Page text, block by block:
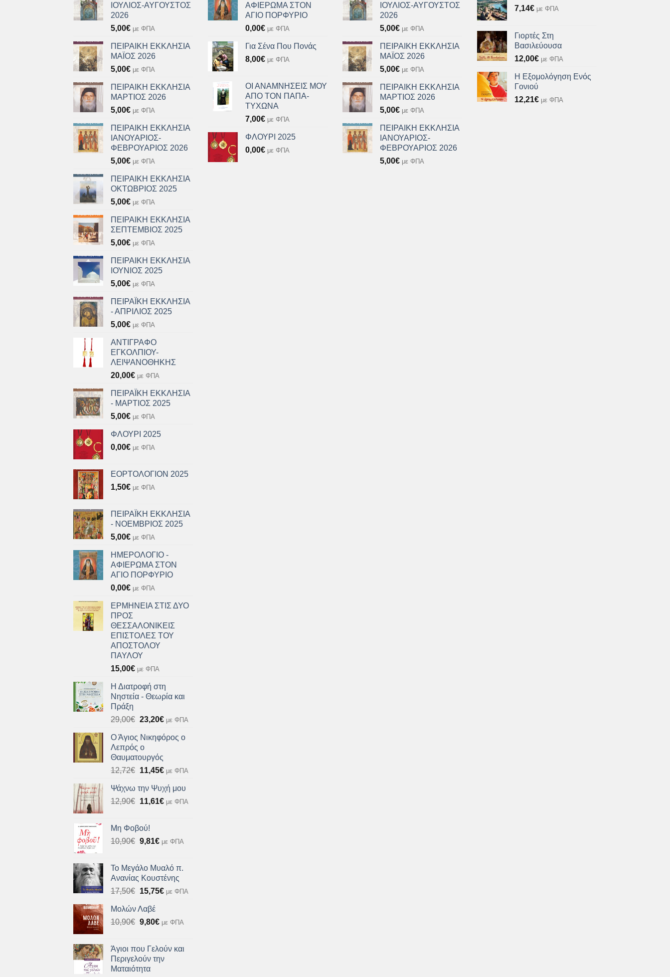
ΙΟΥΛΙΟΣ-ΑΥΓΟΥΣΤΟΣ
2026
5,00€ με ΦΠΑ
ΠΕΙΡΑΙΚΗ ΕΚΚΛΗΣΙΑ
ΜΑΪΟΣ 2026
5,00€ με ΦΠΑ
ΠΕΙΡΑΙΚΗ ΕΚΚΛΗΣΙΑ
ΜΑΡΤΙΟΣ 2026
5,00€ με ΦΠΑ
ΠΕΙΡΑΙΚΗ ΕΚΚΛΗΣΙΑ
ΙΑΝΟΥΑΡΙΟΣ-
ΦΕΒΡΟΥΑΡΙΟΣ 2026
5,00€ με ΦΠΑ
ΠΕΙΡΑΙΚΗ ΕΚΚΛΗΣΙΑ
ΟΚΤΩΒΡΙΟΣ 2025
5,00€ με ΦΠΑ
ΠΕΙΡΑΙΚΗ ΕΚΚΛΗΣΙΑ
ΣΕΠΤΕΜΒΙΟΣ 2025
5,00€ με ΦΠΑ
ΠΕΙΡΑΙΚΗ ΕΚΚΛΗΣΙΑ
ΙΟΥΝΙΟΣ 2025
5,00€ με ΦΠΑ
ΠΕΙΡΑΪΚΗ ΕΚΚΛΗΣΙΑ
- ΑΠΡΙΛΙΟΣ 2025
5,00€ με ΦΠΑ
ΑΝΤΙΓΡΑΦΟ
ΕΓΚΟΛΠΙΟΥ-
ΛΕΙΨΑΝΟΘΗΚΗΣ
20,00€ με ΦΠΑ
ΠΕΙΡΑΪΚΗ ΕΚΚΛΗΣΙΑ
- ΜΑΡΤΙΟΣ 2025
5,00€ με ΦΠΑ
ΦΛΟΥΡΙ 2025
0,00€ με ΦΠΑ
ΕΟΡΤΟΛΟΓΙΟΝ 2025
1,50€ με ΦΠΑ
ΠΕΙΡΑΪΚΗ ΕΚΚΛΗΣΙΑ
- ΝΟΕΜΒΡΙΟΣ 2025
5,00€ με ΦΠΑ
ΗΜΕΡΟΛΟΓΙΟ -
ΑΦΙΕΡΩΜΑ ΣΤΟΝ
ΑΓΙΟ ΠΟΡΦΥΡΙΟ
0,00€ με ΦΠΑ
ΕΡΜΗΝΕΙΑ ΣΤΙΣ ΔΥΟ
ΠΡΟΣ
ΘΕΣΣΑΛΟΝΙΚΕΙΣ
ΕΠΙΣΤΟΛΕΣ ΤΟΥ
ΑΠΟΣΤΟΛΟΥ
ΠΑΥΛΟΥ
15,00€ με ΦΠΑ
Η Διατροφή στη
Νηστεία - Θεωρία και
Πράξη
29,00€ Original
was:
29,00€.
23,20€Η
τιμή
23,20€.
με ΦΠΑ
Ο Άγιος Νικηφόρος ο
Λεπρός ο
Θαυματουργός
12,72€ Original
was:
12,72€.
11,45€Η
τιμή
είναι:
με ΦΠΑ
Ψάχνω την Ψυχή μου
12,90€ Original
12,90€.
11,61€Η
11,61€.
με ΦΠΑ
Μη Φοβού!
10,90€ Original
10,90€.
9,81€Η
είναι:
9,81€.
με ΦΠΑ
Το Μεγάλο Μυαλό π.
Ανανίας Κουστένης
17,50€ Original
was:
17,50€.
15,75€Η
είναι:
με ΦΠΑ
Μολών Λαβέ
10,90€ Original
10,90€.
9,80€Η
είναι:
9,80€.
με ΦΠΑ
Άγιοι που Γελούν και
Περιγελούν την
Ματαιότητα
ΑΦΙΕΡΩΜΑ ΣΤΟΝ
ΑΓΙΟ ΠΟΡΦΥΡΙΟ
0,00€ με ΦΠΑ
Για Σένα Που Πονάς
8,00€ με ΦΠΑ
ΟΙ ΑΝΑΜΝΗΣΕΙΣ ΜΟΥ
ΑΠΟ ΤΟΝ ΠΑΠΑ-
ΤΥΧΩΝΑ
7,00€ με ΦΠΑ
ΦΛΟΥΡΙ 2025
0,00€ με ΦΠΑ
ΙΟΥΛΙΟΣ-ΑΥΓΟΥΣΤΟΣ
2026
5,00€ με ΦΠΑ
ΠΕΙΡΑΙΚΗ ΕΚΚΛΗΣΙΑ
ΜΑΪΟΣ 2026
5,00€ με ΦΠΑ
ΠΕΙΡΑΙΚΗ ΕΚΚΛΗΣΙΑ
ΜΑΡΤΙΟΣ 2026
5,00€ με ΦΠΑ
ΠΕΙΡΑΙΚΗ ΕΚΚΛΗΣΙΑ
ΙΑΝΟΥΑΡΙΟΣ-
ΦΕΒΡΟΥΑΡΙΟΣ 2026
5,00€ με ΦΠΑ
7,14€ με ΦΠΑ
Γιορτές Στη
Βασιλεύουσα
12,00€ με ΦΠΑ
Η Εξομολόγηση Ενός
Γονιού
12,21€ με ΦΠΑ